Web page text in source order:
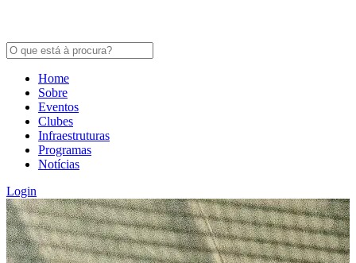
Home
Sobre
Eventos
Clubes
Infraestruturas
Programas
Notícias
Login